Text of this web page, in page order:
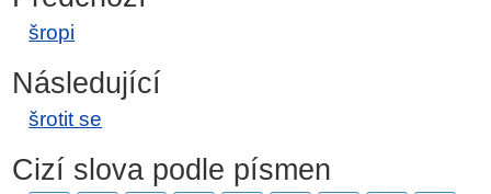
šropi
Následující
šrotit se
Cizí slova podle písmen